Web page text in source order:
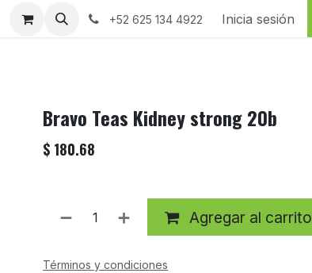
+52 625 134 4922 Inicia sesión
Bravo Teas Kidney strong 20b
$ 180.68
Agregar al carrito
Términos y condiciones